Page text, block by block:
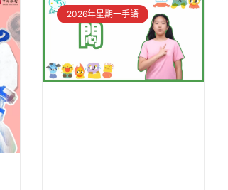
2026年星期一手語